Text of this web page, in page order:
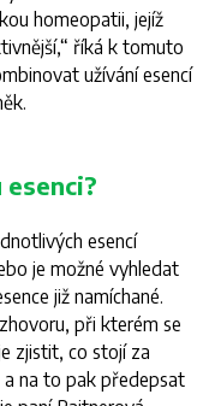
homeopatii, jejíž
,“ říká k tomuto
užívání esencí
esencí
je možné vyhledat
již namíchané.
při kterém se
zjistit, co stojí za
na to pak předepsat